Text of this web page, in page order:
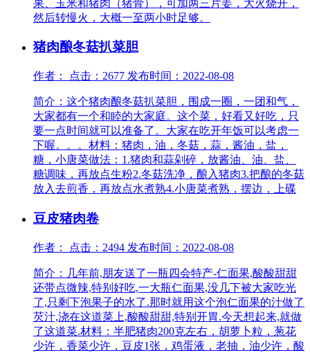
果、玉米和猪肉（猪骨），可加两三片姜，大火烧开，
然后转慢火，大概一至两小时足够。
猪肉酿冬菇扒菜胆
作者： 点击：2677 发布时间：2022-08-08
简介：这个猪肉酿冬菇扒菜胆，围成一圈，一团和气，
大家都有一个和睦的大家庭。这个菜，好看又好吃，只
要一点时间就可以准备了。大家在吃开年饭可以考虑一
下喔。。。材料：猪肉，油，冬菇，蒜，酱油，盐，
糖，小唐菜做法：1.猪肉和蒜剁碎，放酱油、油、盐、
糖调味，再放点生粉2.冬菇洗净，酿入猪肉3.把酿的冬菇
放入去煎香，再放点水煮熟4.小唐菜煮熟，摆边，上碟
豆皮猪肉卷
作者： 点击：2494 发布时间：2022-08-08
简介：几年前,朋友送了一瓶四会特产-仁面果,酸酸甜甜
还带点微辣,特别好吃,一大瓶仁面果,没几下被大家吃光
了,只剩下泡果子的水了.那时就用这个泡仁面果的汁做了
芡汁,浇在这道菜上,酸酸甜甜,特别开胃.今天想起来,就做
了这道菜.材料：半肥猪肉200克左右，胡萝卜粒，葱花
少许，香菜少许，豆皮1张，鸡蛋液，老抽，油少许，酸